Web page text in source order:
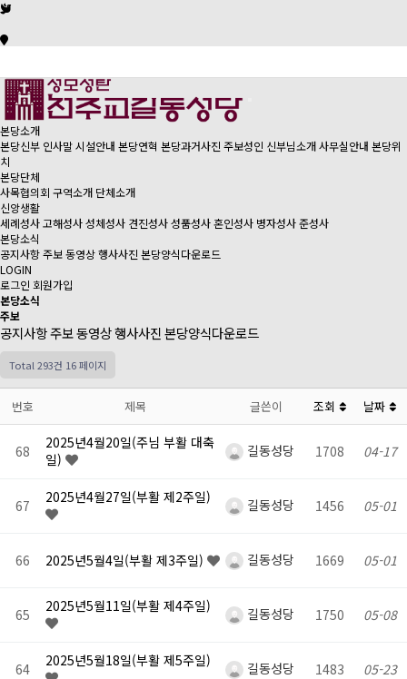
본당소개
본당신부 인사말시설안내 본당연혁 본당과거사진 주보성인 신부님소개사무실안내 본당위
치
본당단체
사목협의회 구역소개 단체소개
신앙생활
세례성사고해성사성체성사 견진성사성품성사혼인성사 병자성사준성사
본당소식
공지사항주보동영상행사사진 본당양식다운로드
LOGIN
로그인 회원가입
본당소식
주보
공지사항주보동영상행사사진본당양식다운로드
Total 293건 16 페이지
번호 제목 글쓴이 조회 날짜
68
2025년4월20일(주님 부활 대축
일)
길동성당 1708 04-17
67 2025년4월27일(부활 제2주일) 길동성당 1456 05-01
66 2025년5월4일(부활 제3주일) 길동성당 1669 05-01
65 2025년5월11일(부활 제4주일) 길동성당 1750 05-08
64 2025년5월18일(부활 제5주일) 길동성당 1483 05-23